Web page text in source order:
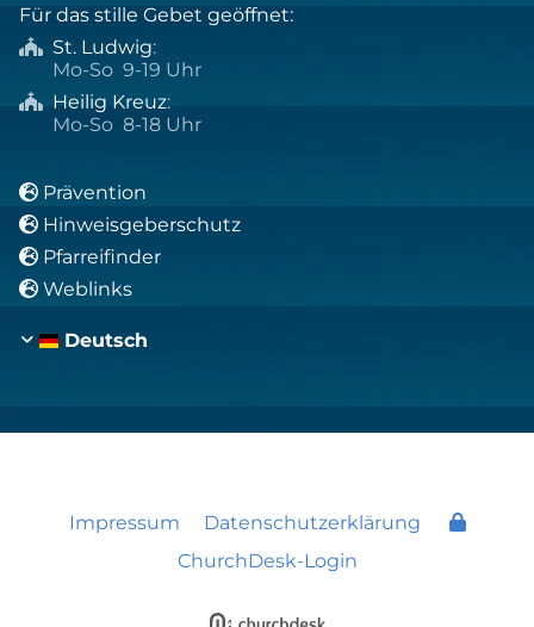
Für das stille Gebet geöffnet:
 St. Ludwig:
Mo-So 9-19 Uhr
 Heilig Kreuz:
Mo-So 8-18 Uhr
 Prävention
 Hinweisgeberschutz
 Pfarreifinder
 Weblinks
Deutsch
Impressum
Datenschutzerklärung
ChurchDesk-Login